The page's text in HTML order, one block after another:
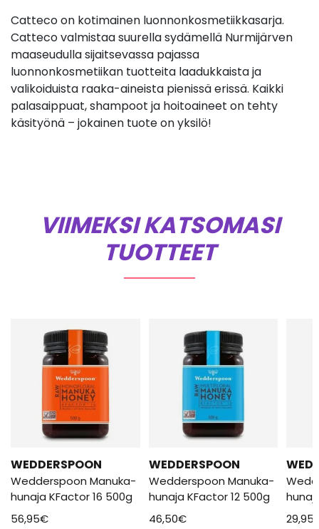
Catteco on kotimainen luonnonkosmetiikkasarja.
Catteco valmistaa suurella sydämellä Nurmijärven
maaseudulla sijaitsevassa pajassa
luonnonkosmetiikan tuotteita laadukkaista ja
valikoiduista raaka-aineista pienissä erissä. Kaikki
palasaippuat, shampoot ja hoitoaineet on tehty
käsityönä – jokainen tuote on yksilö!
VIIMEKSI KATSOMASI
TUOTTEET
WEDDERSPOON
Wedderspoon Manuka-
hunaja KFactor 16 500g
56,95€
WEDDERSPOON
Wedderspoon Manuka-
hunaja KFactor 12 500g
46,50€
29,95